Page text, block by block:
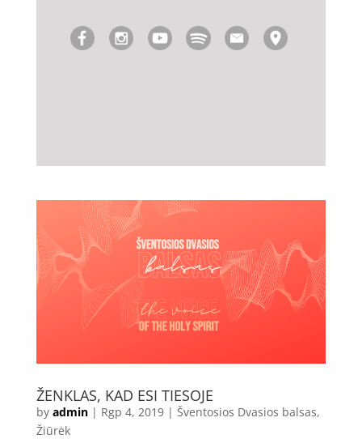
ŽENKLAS, KAD ESI TIESOJE
by admin| Rgp 4, 2019| Šventosios Dvasios balsas,
Žiūrėk